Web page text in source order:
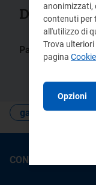
Documenti
Pagine:
gare e contratti
CONTATTI
anonimizzati,
contenuti per
all'utilizzo di
Trova
pagina
Opzioni